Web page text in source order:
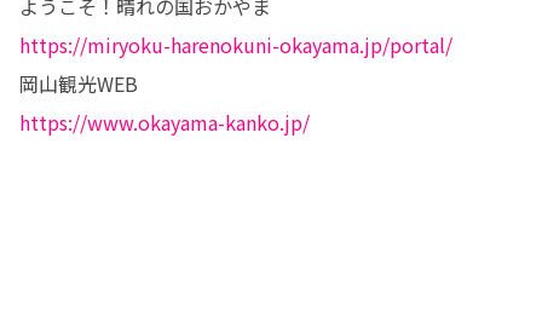
経て、赤磐市 地域おこし協力隊員に第
一号として着任。現在は、勝央町協力
隊として勝央町元気なまちづくり推進
室で活動中。竜天天文台に近い山の上
で過ごしている。
https://ameblo.jp/chikyuokoshi/entr
https://miryoku-harenokuni-okayama.jp/portal/
https://www.okayama-kanko.jp/